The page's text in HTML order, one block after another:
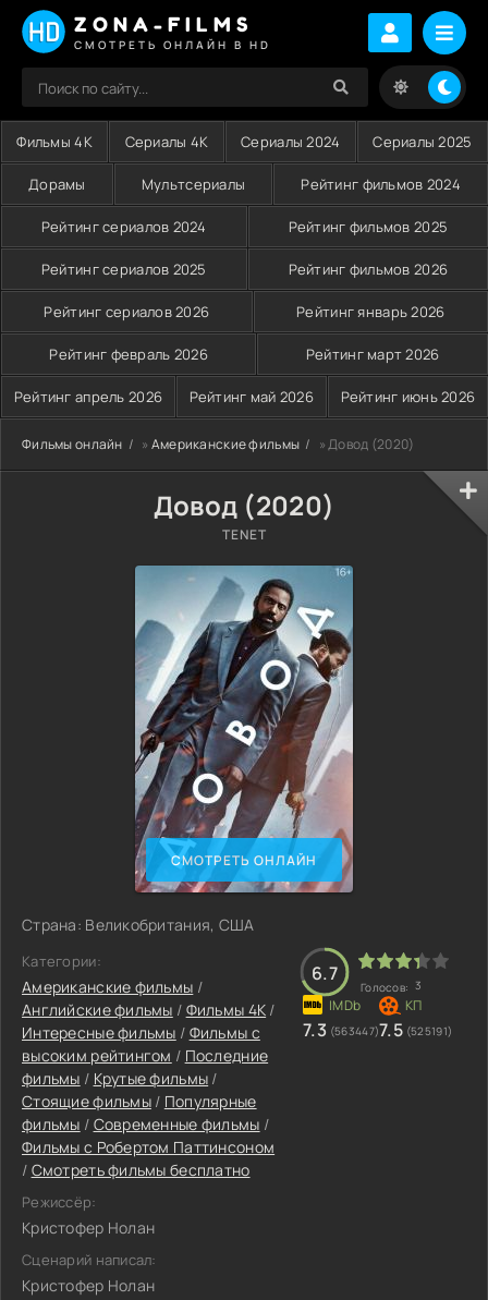
ZONA-FILMS
СМОТРЕТЬ ОНЛАЙН В HD
Фильмы 4K Сериалы 4K Сериалы 2024 Сериалы 2025
Дорамы Мультсериалы Рейтинг фильмов 2024
Рейтинг сериалов 2024 Рейтинг фильмов 2025
Рейтинг сериалов 2025 Рейтинг фильмов 2026
Рейтинг сериалов 2026 Рейтинг январь 2026
Рейтинг февраль 2026 Рейтинг март 2026
Рейтинг апрель 2026 Рейтинг май 2026 Рейтинг июнь 2026
Фильмы онлайн » Американские фильмы » Довод (2020)
Довод (2020)
TENET
СМОТРЕТЬ ОНЛАЙН
Страна: Великобритания, США
Категории:
Американские фильмы /
Английские фильмы / Фильмы 4K /
Интересные фильмы / Фильмы с
высоким рейтингом / Последние
фильмы / Крутые фильмы /
Стоящие фильмы/ Популярные
фильмы / Современные фильмы /
Фильмы c Робертом Паттинсоном
/ Смотреть фильмы бесплатно
Режиссёр:
Кристофер Нолан
Сценарий написал:
Кристофер Нолан
6.7
Голосов: 3
7.3 (563447)7.5 (525191)